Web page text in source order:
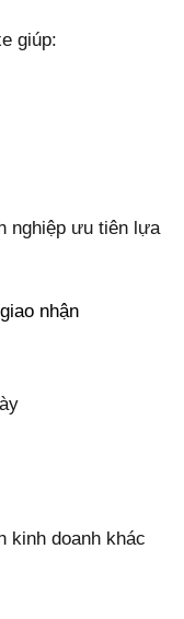
giúp:
nghiệp ưu tiên lựa
nhận
kinh doanh khác